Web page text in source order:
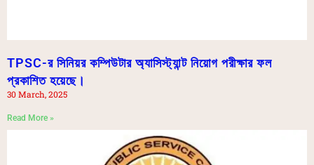
TPSC-র সিনিয়র কম্পিউটার অ্যাসিস্ট্যান্ট নিয়োগ পরীক্ষার ফল
প্রকাশিত হয়েছে।
30 March, 2025
Read More »